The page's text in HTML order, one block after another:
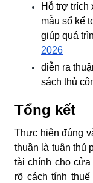
Hỗ trợ trích
mẫu sổ kế
giúp quá
2026
diễn ra
sách thủ
Tổng kết
Thực hiện đúng
thuần là tuân thủ
tài chính cho
rõ cách tính